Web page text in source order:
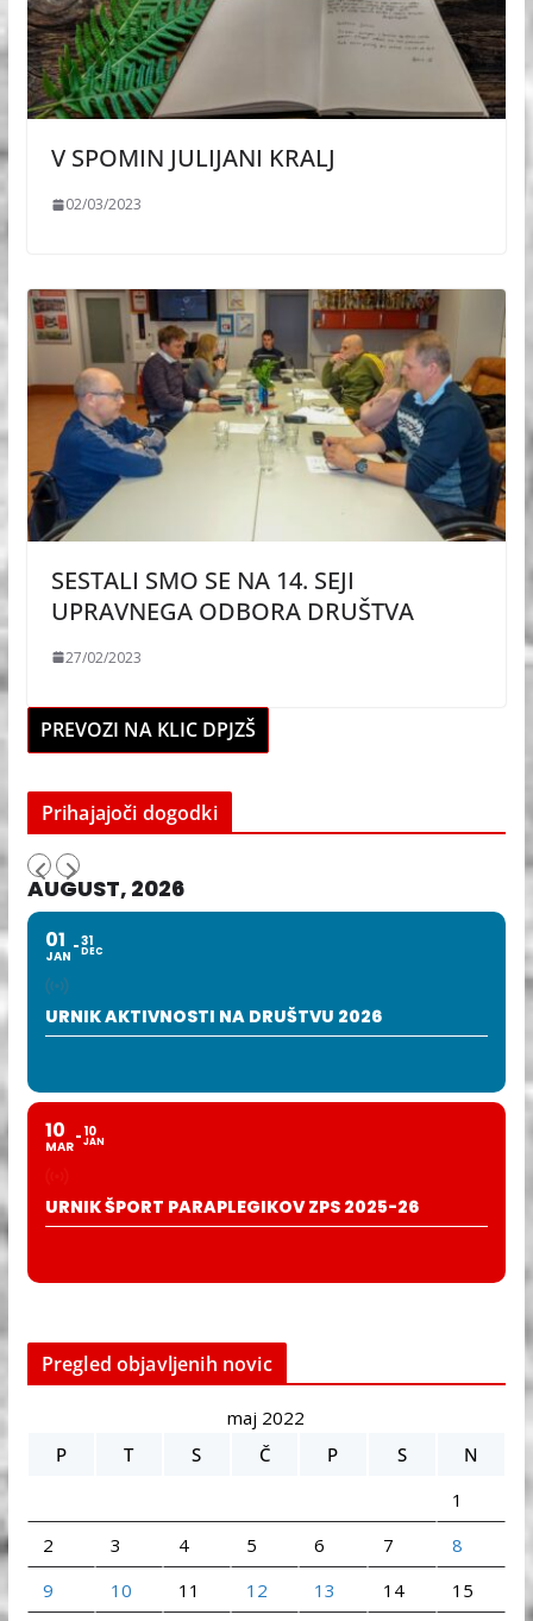
V SPOMIN JULIJANI KRALJ
02/03/2023
SESTALI SMO SE NA 14. SEJI
UPRAVNEGA ODBORA DRUŠTVA
27/02/2023
PREVOZI NA KLIC DPJZŠ
Prihajajoči dogodki
AUGUST, 2026
01
JAN
31
DEC
URNIK AKTIVNOSTI NA DRUŠTVU 2026
10
MAR
10
JAN
URNIK ŠPORT PARAPLEGIKOV ZPS 2025-26
Pregled objavljenih novic
maj 2022
P
T S Č P S
N
1
2
3 4 5 6 7
8
9
10 11 12 13 14
15